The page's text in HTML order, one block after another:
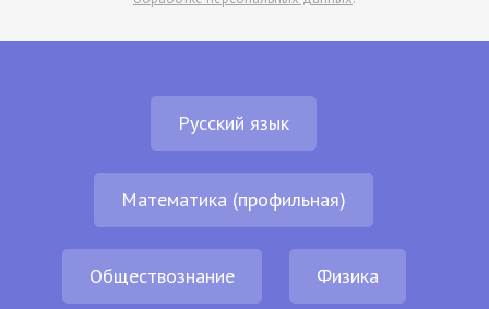
Русский язык
Математика (профильная)
Обществознание Физика